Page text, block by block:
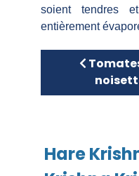
soient tendres
entièrement
Article
Hare